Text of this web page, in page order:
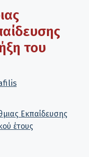
του
Εκπαίδευσης
έτους